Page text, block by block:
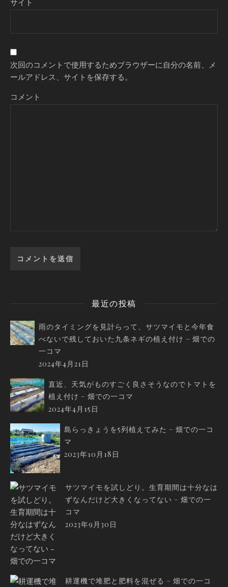
サイト
次回のコメントで使用するためブラウザーに自分の名前、メ
ールアドレス、サイトを保存する。
コメント
最近の投稿
雨のタイミングを見計らって、サツマイモと今年食
べないで残しておいた九条ネギの植え付け – 畑での
一コマ
2024年4月21日
直近、天気がものすごく良さそうなのでトマトを
植え付け – 畑での一コマ
2024年4月15日
島らっきょうを5列植えてみた – 畑での一コ
マ
2023年10月18日
サツマイモを試しどり。生育期間は十分なは
ずなんだけど大きくなってない – 畑での一
コマ
2023年9月30日
耕運機で堆肥と肥料を混ぜる – 畑での一コ